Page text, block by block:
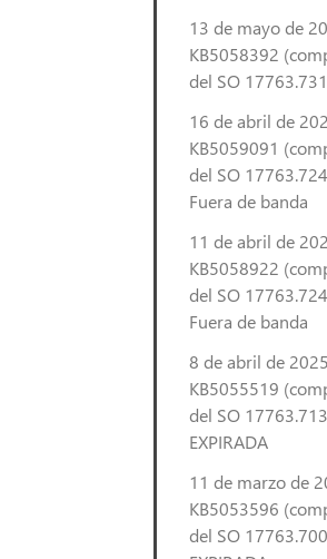
13 de mayo de
KB5058392
del SO
16 de abril de
KB5059091
del SO
Fuera de banda
11 de abril de
KB5058922
del SO
Fuera de banda
8 de abril de
KB5055519
del SO
EXPIRADA
11 de marzo de
KB5053596
del SO